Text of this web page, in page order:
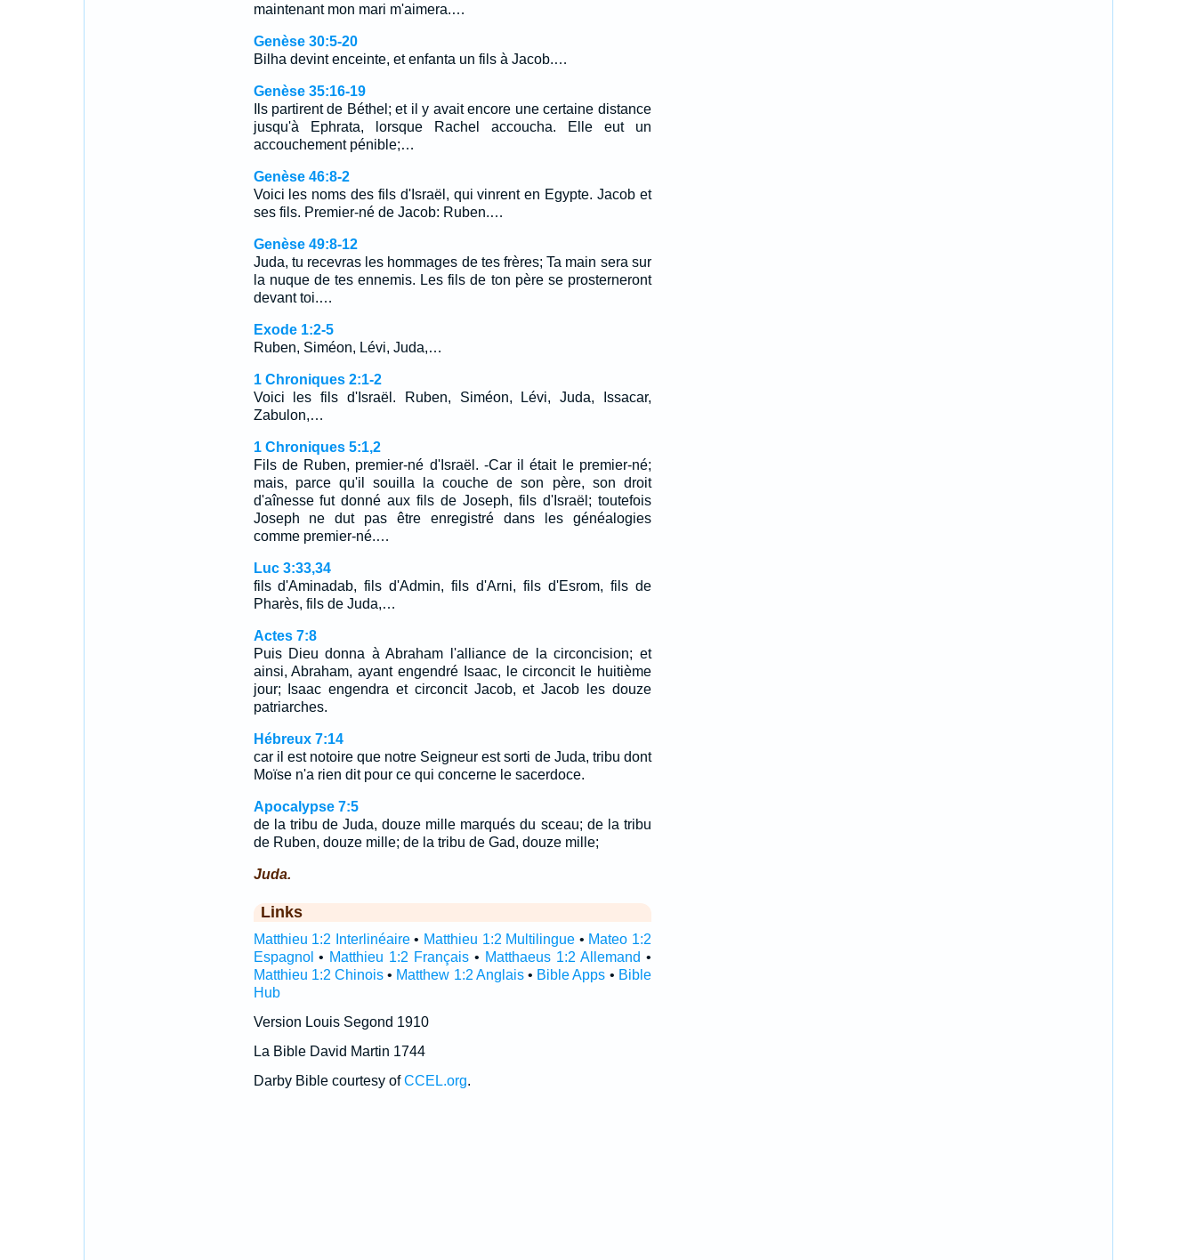
maintenant mon mari m'aimera.…
Genèse 30:5-20
Bilha devint enceinte, et enfanta un fils à Jacob.…
Genèse 35:16-19
Ils partirent de Béthel; et il y avait encore une certaine distance
jusqu'à Ephrata, lorsque Rachel accoucha. Elle eut un
accouchement pénible;…
Genèse 46:8-2
Voici les noms des fils d'Israël, qui vinrent en Egypte. Jacob et
ses fils. Premier-né de Jacob: Ruben.…
Genèse 49:8-12
Juda, tu recevras les hommages de tes frères; Ta main sera sur
la nuque de tes ennemis. Les fils de ton père se prosterneront
devant toi.…
Exode 1:2-5
Ruben, Siméon, Lévi, Juda,…
1 Chroniques 2:1-2
Voici les fils d'Israël. Ruben, Siméon, Lévi, Juda, Issacar,
Zabulon,…
1 Chroniques 5:1,2
Fils de Ruben, premier-né d'Israël. -Car il était le premier-né;
mais, parce qu'il souilla la couche de son père, son droit
d'aînesse fut donné aux fils de Joseph, fils d'Israël; toutefois
Joseph ne dut pas être enregistré dans les généalogies
comme premier-né.…
Luc 3:33,34
fils d'Aminadab, fils d'Admin, fils d'Arni, fils d'Esrom, fils de
Pharès, fils de Juda,…
Actes 7:8
Puis Dieu donna à Abraham l'alliance de la circoncision; et
ainsi, Abraham, ayant engendré Isaac, le circoncit le huitième
jour; Isaac engendra et circoncit Jacob, et Jacob les douze
patriarches.
Hébreux 7:14
car il est notoire que notre Seigneur est sorti de Juda, tribu dont
Moïse n'a rien dit pour ce qui concerne le sacerdoce.
Apocalypse 7:5
de la tribu de Juda, douze mille marqués du sceau; de la tribu
de Ruben, douze mille; de la tribu de Gad, douze mille;
Juda.
Links
Matthieu 1:2 Interlinéaire• Matthieu 1:2 Multilingue • Mateo 1:2
Espagnol • Matthieu 1:2 Français • Matthaeus 1:2 Allemand •
Matthieu 1:2 Chinois• Matthew 1:2 Anglais• Bible Apps • Bible
Hub
Version Louis Segond 1910
La Bible David Martin 1744
Darby Bible courtesy ofCCEL.org.